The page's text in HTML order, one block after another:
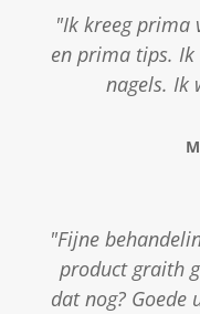
"Ik kreeg prima
en prima tips. Ik
nagels. Ik
"Fijne
product graith
dat nog? Goede